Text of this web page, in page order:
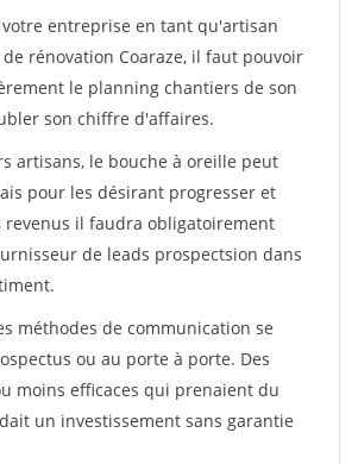
entreprise en tant qu'artisan
rénovation Coaraze, il faut pouvoir
le planning chantiers de son
son chiffre d'affaires.
artisans, le bouche à oreille peut
pour les désirant progresser et
il faudra obligatoirement
de leads prospectsion dans
méthodes de communication se
ou au porte à porte. Des
moins efficaces qui prenaient du
un investissement sans garantie